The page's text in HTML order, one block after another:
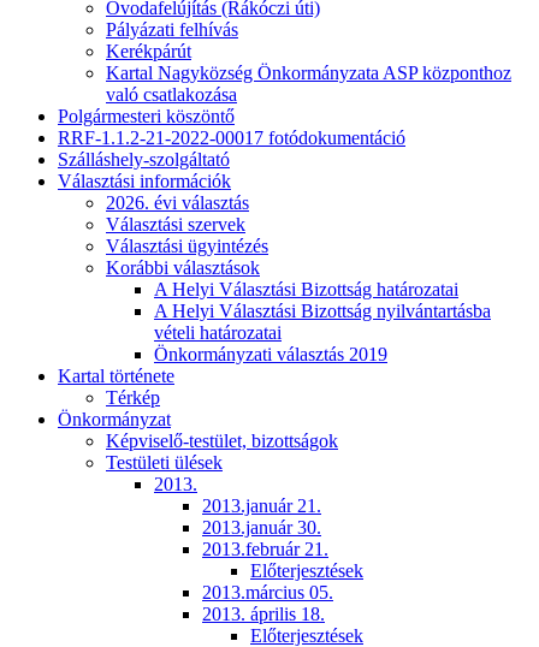
Óvodafelújítás (Rákóczi úti)
Pályázati felhívás
Kerékpárút
Kartal Nagyközség Önkormányzata ASP központhoz
való csatlakozása
Polgármesteri köszöntő
RRF-1.1.2-21-2022-00017 fotódokumentáció
Szálláshely-szolgáltató
Választási információk
2026. évi választás
Választási szervek
Választási ügyintézés
Korábbi választások
A Helyi Választási Bizottság határozatai
A Helyi Választási Bizottság nyilvántartásba
vételi határozatai
Önkormányzati választás 2019
Kartal története
Térkép
Önkormányzat
Képviselő-testület, bizottságok
Testületi ülések
2013.
2013.január 21.
2013.január 30.
2013.február 21.
Előterjesztések
2013.március 05.
2013. április 18.
Előterjesztések